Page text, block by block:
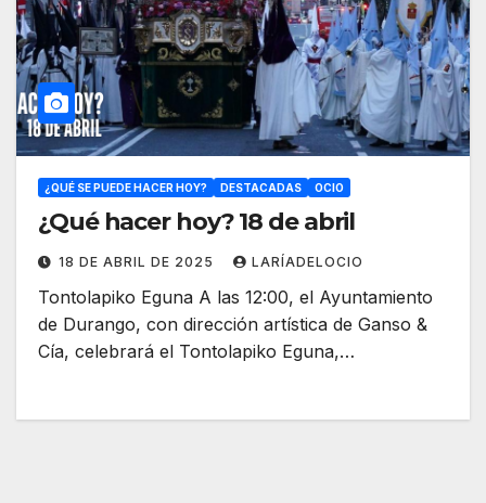
¿QUÉ SE PUEDE HACER HOY? DESTACADAS OCIO
¿Qué hacer hoy? 18 de abril
18 DE ABRIL DE 2025 LARÍADELOCIO
Tontolapiko Eguna A las 12:00, el Ayuntamiento
de Durango, con dirección artística de Ganso &
Cía, celebrará el Tontolapiko Eguna,…